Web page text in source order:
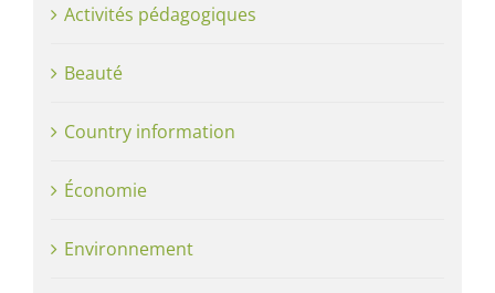
Activités pédagogiques
Beauté
Country information
Économie
Environnement